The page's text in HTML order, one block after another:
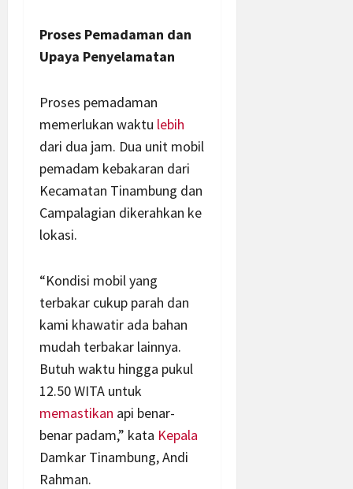
Proses Pemadaman dan
Upaya Penyelamatan
Proses pemadaman
memerlukan waktu lebih
dari dua jam. Dua unit mobil
pemadam kebakaran dari
Kecamatan Tinambung dan
Campalagian dikerahkan ke
lokasi.
“Kondisi mobil yang
terbakar cukup parah dan
kami khawatir ada bahan
mudah terbakar lainnya.
Butuh waktu hingga pukul
12.50 WITA untuk
memastikan api benar-
benar padam,” kata Kepala
Damkar Tinambung, Andi
Rahman.